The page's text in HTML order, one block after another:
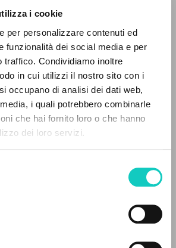
i cookie
per personalizzare contenuti ed
funzionalità dei social media e per
traffico. Condividiamo inoltre
in cui utilizzi il nostro sito con i
occupano di analisi dei dati web,
i quali potrebbero combinarle
che hai fornito loro o che hanno
dei loro servizi.
FOUND
MORE RESULTS